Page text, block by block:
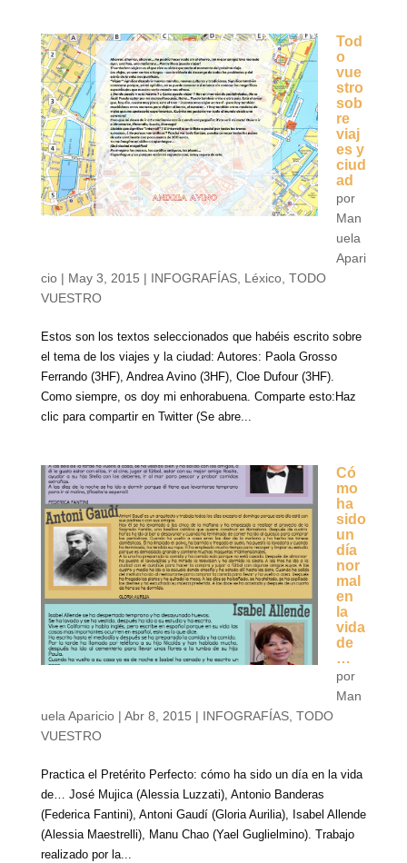
Tod
o
vue
stro
sob
re
viaj
es y
ciud
ad
por
Man
uela
Apari
cio| May 3, 2015 | INFOGRAFÍAS, Léxico, TODO
VUESTRO
Estos son los textos seleccionados que habéis escrito sobre
el tema de los viajes y la ciudad: Autores: Paola Grosso
Ferrando (3HF), Andrea Avino (3HF), Cloe Dufour (3HF).
Como siempre, os doy mi enhorabuena. Comparte esto:Haz
clic para compartir en Twitter (Se abre...
Có
mo
ha
sido
un
día
nor
mal
en
la
vida
de
…
por
Man
uela Aparicio| Abr 8, 2015 | INFOGRAFÍAS, TODO
VUESTRO
Practica el Pretérito Perfecto: cómo ha sido un día en la vida
de… José Mujica (Alessia Luzzati), Antonio Banderas
(Federica Fantini), Antoni Gaudí (Gloria Aurilia), Isabel Allende
(Alessia Maestrelli), Manu Chao (Yael Guglielmino). Trabajo
realizado por la...